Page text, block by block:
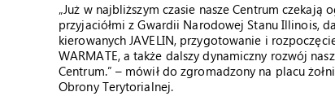
„Już w najbliższym czasie nasze Centrum
przyjaciółmi z Gwardii Narodowej Stanu Illinois,
kierowanych JAVELIN, przygotowanie i
WARMATE, a także dalszy dynamiczny rozwój
Centrum.” – mówił do zgromadzony na placu
Obrony Terytorialnej.